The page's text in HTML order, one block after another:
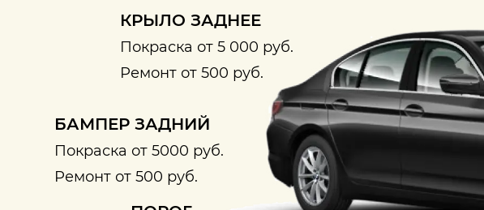
КРЫЛО ЗАДНЕЕ
Покраска от 5 000 руб.
Ремонт от 500 руб.
БАМПЕР ЗАДНИЙ
Покраска от 5000 руб.
Ремонт от 500 руб.